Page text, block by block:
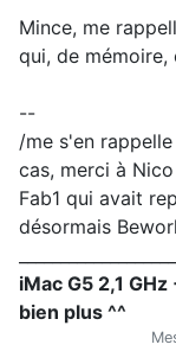
Mince, me
qui, de
--
/me s'en
cas, merci à
Fab1 qui avait
désormais
iMac G5 2,1
bien plus ^^